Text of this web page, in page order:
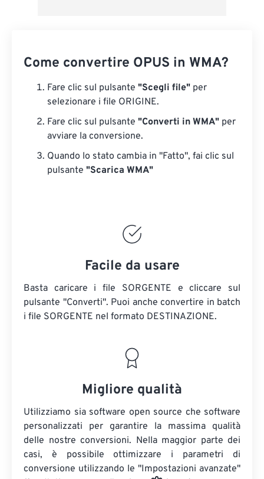
Come convertire OPUS in WMA?
Fare clic sul pulsante "Scegli file" per
selezionare i file ORIGINE.
Fare clic sul pulsante "Converti in WMA" per
avviare la conversione.
Quando lo stato cambia in "Fatto", fai clic sul
pulsante "Scarica WMA"
Facile da usare
Basta caricare i file SORGENTE e cliccare sul
pulsante "Converti". Puoi anche convertire in batch
i file SORGENTE nel formato DESTINAZIONE.
Migliore qualità
Utilizziamo sia software open source che software
personalizzati per garantire la massima qualità
delle nostre conversioni. Nella maggior parte dei
casi, è possibile ottimizzare i parametri di
conversione utilizzando le "Impostazioni avanzate"